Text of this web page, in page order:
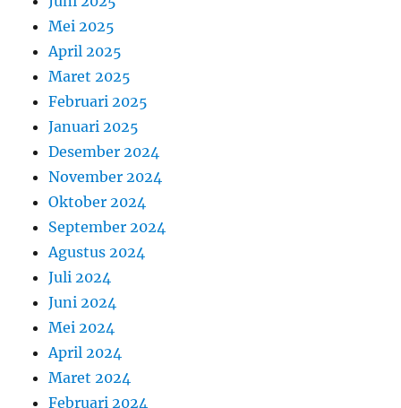
Mei 2025
April 2025
Maret 2025
Februari 2025
Januari 2025
Desember 2024
November 2024
Oktober 2024
September 2024
Agustus 2024
Juli 2024
Juni 2024
Mei 2024
April 2024
Maret 2024
Februari 2024